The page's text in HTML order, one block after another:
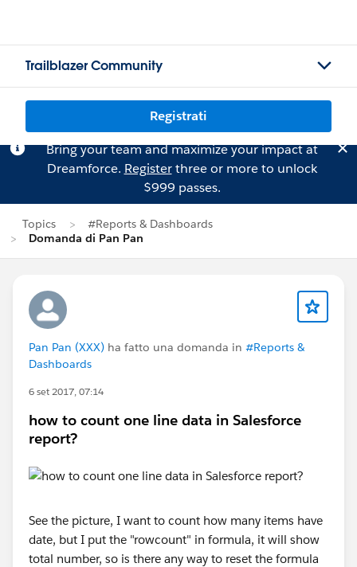
Trailblazer Community
Registrati
Bring your team and maximize your impact at
Dreamforce. Registerthree or more to unlock
$999 passes.
Topics
#Reports & Dashboards
Domanda di Pan Pan
Pan Pan (XXX) ha fatto una domanda in #Reports &
Dashboards
6 set 2017, 07:14
how to count one line data in Salesforce
report?
See the picture, I want to count how many items have
date, but I put the "rowcount" in formula, it will show
total number, so is there any way to reset the formula